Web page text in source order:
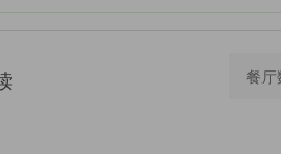
餐厅